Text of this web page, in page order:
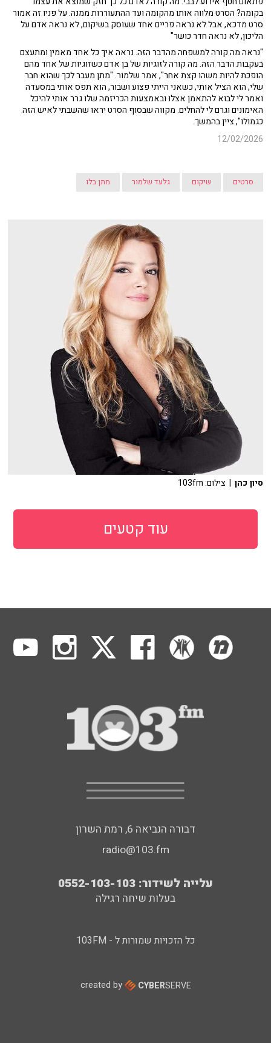
בקומה? הסרט מלווה אותו מהקומה ועד ההתעוררות ממנה. על פניו זה אמור
סרט מדכא, אבל לא נראה פריים אחד שעוסק בשיקום, לא נראה אדם על
הליכון, לא נראה חדר כושר"
"נראה מה קורה למשפחה מהדבר הזה. נראה איך כל אחד מאמין ומתעצם
בעקבות הדבר הזה. מה קורה לזוגיות של בן אדם כשזוגיות של אחד מהם
הופכת להיות משהו קצת אחר", אמר שלמור. "מתן מעבר לכך שהוא חבר
שלי, הוא הציל אותי, כשאני הייתי פצוע ושבור, הוא תפס אותי במסעדה
ואמר לי לבוא להתאמן אצלו ובאמצעות הכריזמה שלו גרר אותי להיכל
האימונים וגרם לי להחלים. מקווה שבסוף הסרט יראו שהשבתי לאיש הזה
כגמולו", ציין בהמשך.
12/02/2026
סרטים שיקום גלעד שלמור מתן בלו
סיון כהן | צילום: 103fm
עוד קטעים
דבורה הנביאה 6, רמת השרון
radio@103.fm
עלייה לשידור: 0552-103-103
בעלות שיחה רגילה
כל הזכויות שמורות ל - 103FM
created by CYBERSERVE